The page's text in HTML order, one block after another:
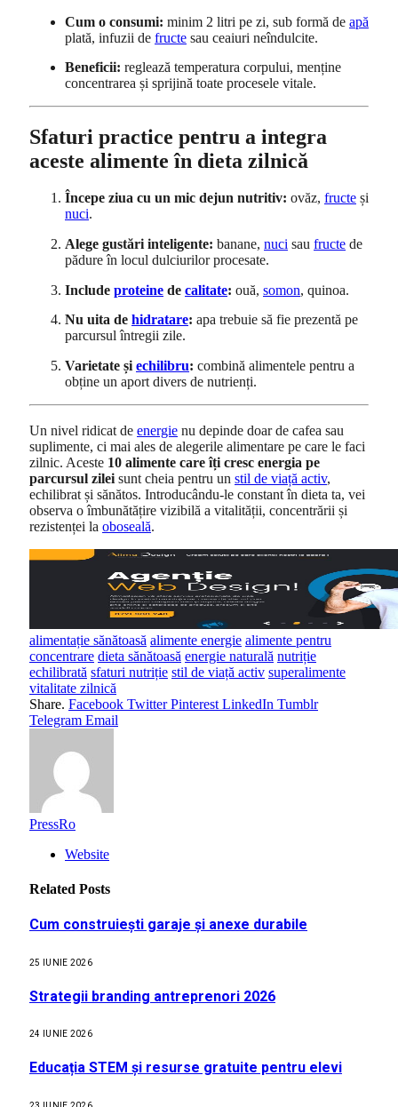
Cum o consumi: minim 2 litri pe zi, sub formă de apă
plată, infuzii de fructe sau ceaiuri neîndulcite.
Beneficii: reglează temperatura corpului, menține
concentrarea și sprijină toate procesele vitale.
Sfaturi practice pentru a integra
aceste alimente în dieta zilnică
Începe ziua cu un mic dejun nutritiv: ovăz, fructe și
nuci.
Alege gustări inteligente: banane, nuci sau fructe de
pădure în locul dulciurilor procesate.
Include proteine de calitate: ouă, somon, quinoa.
Nu uita de hidratare: apa trebuie să fie prezentă pe
parcursul întregii zile.
Varietate și echilibru: combină alimentele pentru a
obține un aport divers de nutrienți.
Un nivel ridicat de energie nu depinde doar de cafea sau
suplimente, ci mai ales de alegerile alimentare pe care le faci
zilnic. Aceste 10 alimente care îți cresc energia pe
parcursul zilei sunt cheia pentru un stil de viață activ,
echilibrat și sănătos. Introducându-le constant în dieta ta, vei
observa o îmbunătățire vizibilă a vitalității, concentrării și
rezistenței la oboseală.
alimentație sănătoasă alimente energie alimente pentru
concentrare dieta sănătoasă energie naturală nutriție
echilibrată sfaturi nutriție stil de viață activ superalimente
vitalitate zilnică
Share. Facebook Twitter Pinterest LinkedIn Tumblr
Telegram Email
PressRo
Website
Related Posts
Cum construiești garaje și anexe durabile
25 IUNIE 2026
Strategii branding antreprenori 2026
24 IUNIE 2026
Educația STEM și resurse gratuite pentru elevi